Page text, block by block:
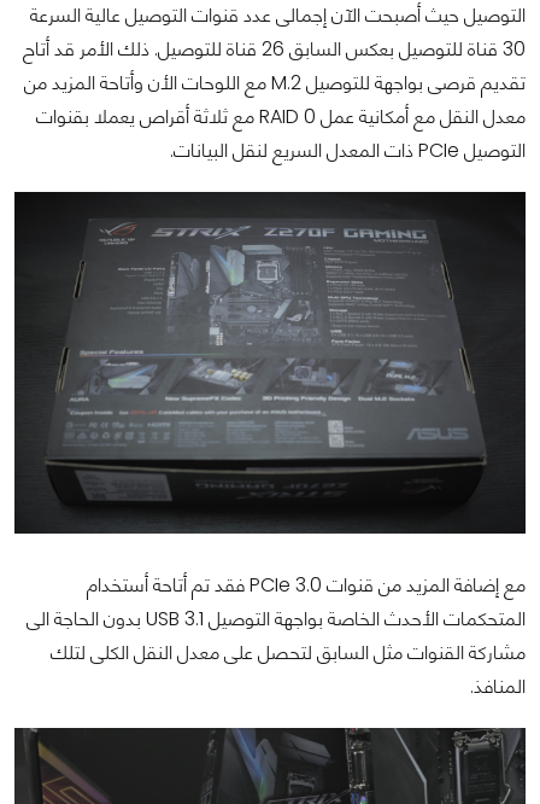
التوصيل حيث أصبحت الآن إجمالى عدد قنوات التوصيل عالية السرعة
30 قناة للتوصيل بعكس السابق 26 قناة للتوصيل. ذلك الأمر قد أتاح
تقديم قرصى بواجهة للتوصيل M.2 مع اللوحات الأن وأتاحة المزيد من
معدل النقل مع أمكانية عمل RAID 0 مع ثلاثة أقراص يعملا بقنوات
التوصيل PCIe ذات المعدل السريع لنقل البيانات.
مع إضافة المزيد من قنوات PCIe 3.0 فقد تم أتاحة أستخدام
المتحكمات الأحدث الخاصة بواجهة التوصيل USB 3.1 بدون الحاجة الى
مشاركة القنوات مثل السابق لتحصل على معدل النقل الكلى لتلك
المنافذ.